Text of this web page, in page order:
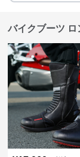
バイクブーツ